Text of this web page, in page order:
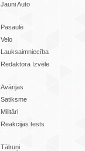
Jauni Auto
Pasaulē
Velo
Lauksaimniecība
Redaktora Izvēle
Avārijas
Satiksme
Militāri
Reakcijas tests
Tālruņi